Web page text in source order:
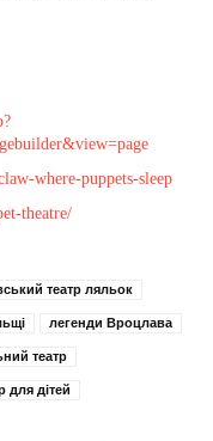
where-puppets-sleep
theatre/
театр ляльок
легенди Вроцлава
театр
для дітей